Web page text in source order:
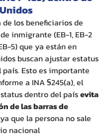
de los beneficiarios de
inmigrante (EB-1, EB-2
5) que ya están en
buscan ajustar estatus
país. Esto es importante
a INA §245(a), el
dentro del país evita
de las barras de
que la persona no sale
nacional